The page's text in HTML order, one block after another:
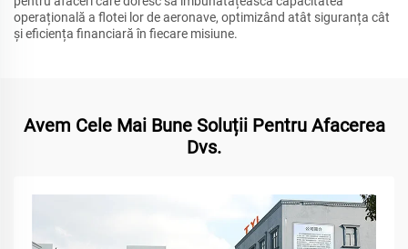
operațională a flotei lor de aeronave, optimizând atât siguranța cât
și eficiența financiară în fiecare misiune.
Avem Cele Mai Bune Soluții Pentru Afacerea
Dvs.